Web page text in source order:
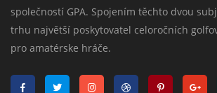
společností GPA. Spojením těchto dvou
trhu najvětší poskytovatel celoročních
pro amatérske hráče.